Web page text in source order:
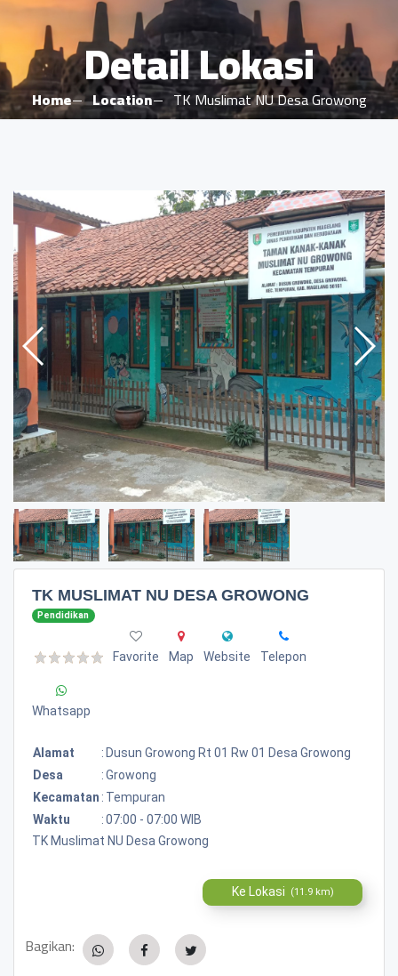
Detail Lokasi
Home Location TK Muslimat NU Desa Growong
TK MUSLIMAT NU DESA GROWONG
Pendidikan
Favorite Map Website Telepon
Whatsapp
Alamat : Dusun Growong Rt 01 Rw 01 Desa Growong
Desa
:Growong
Kecamatan : Tempuran
Waktu
:07:00 - 07:00 WIB
TK Muslimat NU Desa Growong
Ke Lokasi (11.9 km)
Bagikan: